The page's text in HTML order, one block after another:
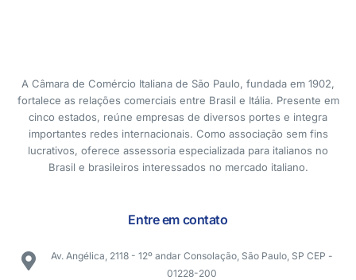
A Câmara de Comércio Italiana de São Paulo, fundada em 1902,
fortalece as relações comerciais entre Brasil e Itália. Presente em
cinco estados, reúne empresas de diversos portes e integra
importantes redes internacionais. Como associação sem fins
lucrativos, oferece assessoria especializada para italianos no
Brasil e brasileiros interessados no mercado italiano.
Entre em contato
Av. Angélica, 2118 - 12º andar Consolação, São Paulo, SP CEP -
01228-200